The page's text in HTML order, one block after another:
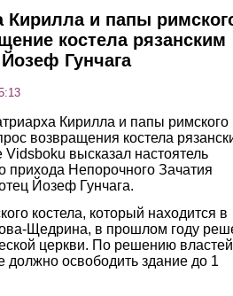
Кирилла и папы
костела рязанским
Гунчага
Кирилла и папы римского
возвращения костела
высказал настоятель
прихода Непорочного Зачатия
Йозеф Гунчага.
костела, который находится в
Щедрина, в прошлом году
церкви. По решению властей
должно освободить здание до 1